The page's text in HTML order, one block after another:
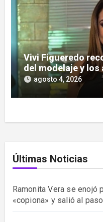
Vivi Figueredo
del modelaje y los
boliches
agosto 4, 2026
Últimas Noticias
Ramonita Vera se enojó
«copiona» y salió al